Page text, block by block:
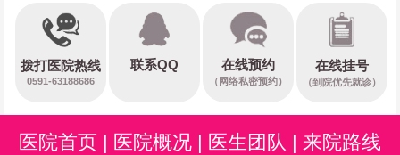
拨打医院热线
0591-63188686
联系QQ 在线预约
（网络私密预约）
在线挂号
（到院优先就诊）
医院首页 医院概况 医生团队 来院路线